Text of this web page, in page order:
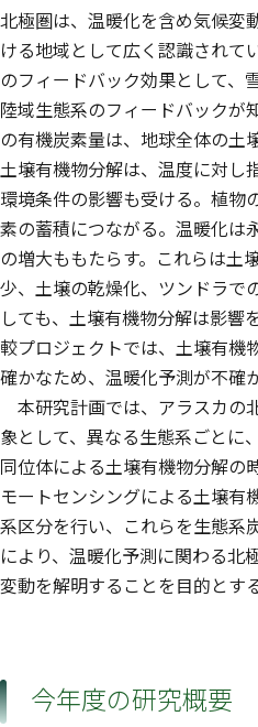
北極圏は、温暖化を含め気候変
ける地域として広く認識されて
のフィードバック効果として、
陸域生態系のフィードバックが
の有機炭素量は、地球全体の土
土壌有機物分解は、温度に対し
環境条件の影響も受ける。植物
素の蓄積につながる。温暖化は
の増大ももたらす。これらは土
少、土壌の乾燥化、ツンドラで
しても、土壌有機物分解は影響
較プロジェクトでは、土壌有機
確かなため、温暖化予測が不確
本研究計画では、アラスカの
象として、異なる生態系ごとに
同位体による土壌有機物分解の
モートセンシングによる土壌有
系区分を行い、これらを生態系
により、温暖化予測に関わる北
変動を解明することを目的とする
今年度の研究概要